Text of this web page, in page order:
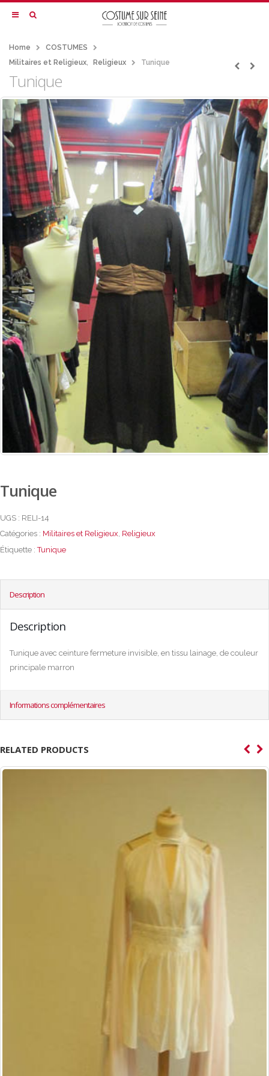
Home
COSTUMES
Militaires et Religieux, Religieux Tunique
Tunique
Tunique
UGS : RELI-14
Catégories : Militaires et Religieux, Religieux
Étiquette :Tunique
Description
Description
Tunique avec ceinture fermeture invisible, en tissu lainage, de couleur
principale marron
Informations complémentaires
RELATED PRODUCTS